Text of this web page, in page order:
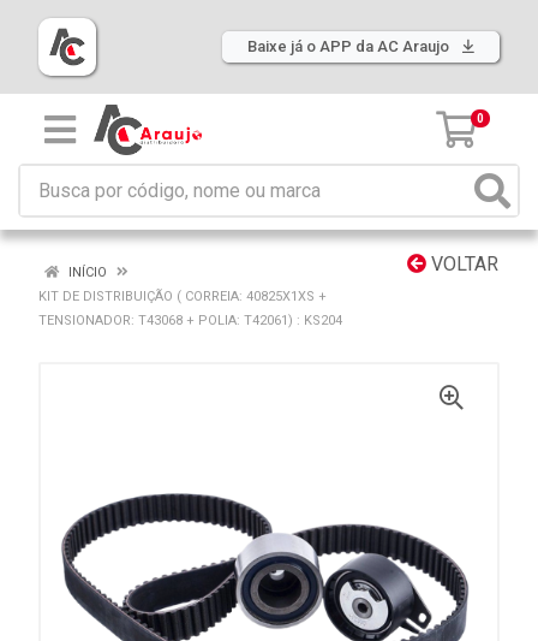
Baixe já o APP da AC Araujo
0
VOLTAR
INÍCIO
KIT DE DISTRIBUIÇÃO ( CORREIA: 40825X1XS +
TENSIONADOR: T43068 + POLIA: T42061) : KS204